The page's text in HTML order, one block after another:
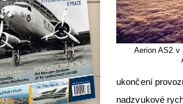
Aerion AS2 v
ukončení
nadzvukové